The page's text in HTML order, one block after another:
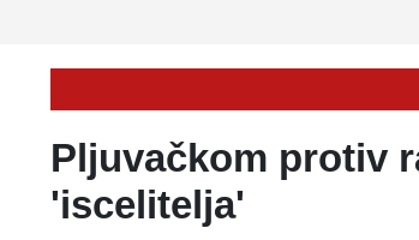
Pljuvačkom protiv
'iscelitelja'